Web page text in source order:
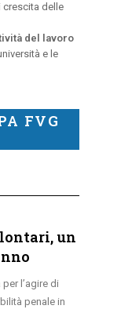
delle
del lavoro
e le
FVG
un
l’agire di
penale in